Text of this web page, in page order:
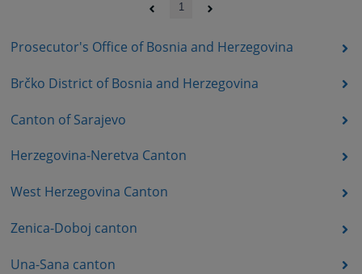
Prosecutor's Office of Bosnia and Herzegovina
Brčko District of Bosnia and Herzegovina
Canton of Sarajevo
Herzegovina-Neretva Canton
West Herzegovina Canton
Zenica-Doboj canton
Una-Sana canton
1